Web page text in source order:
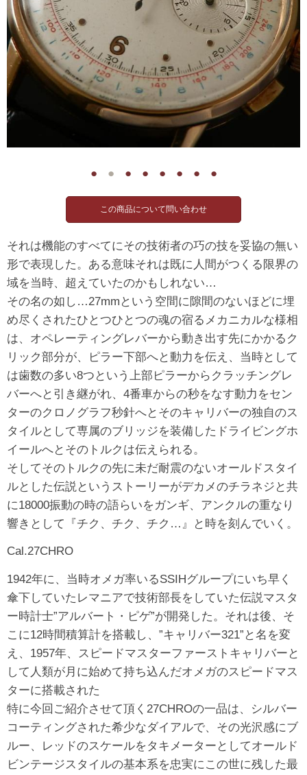
● ● ● ● ● ● ● ●
それは機能のすべてにその技術者の巧の技を妥協の無い
形で表現した。ある意味それは既に人間がつくる限界の
域を当時、超えていたのかもしれない…
その名の如し…27mmという空間に隙間のないほどに埋
め尽くされたひとつひとつの魂の宿るメカニカルな様相
は、オペレーティングレバーから動き出す先にかかるク
リック部分が、ピラー下部へと動力を伝え、当時として
は歯数の多い8つという上部ピラーからクラッチングレ
バーへと引き継がれ、4番車からの秒をなす動力をセン
ターのクロノグラフ秒針へとそのキャリバーの独自のス
タイルとして専属のブリッジを装備したドライビングホ
イールへとそのトルクは伝えられる。
そしてそのトルクの先に未だ耐震のないオールドスタイ
ルとした伝説というストーリーがデカメのチラネジと共
に18000振動の時の語らいをガンギ、アンクルの重なり
響きとして『チク、チク、チク…』と時を刻んでいく。
Cal.27CHRO
1942年に、当時オメガ率いるSSIHグループにいち早く
傘下していたレマニアで技術部長をしていた伝説マスタ
ー時計士”アルバート・ピゲ”が開発した。それは後、そ
こに12時間積算計を搭載し、”キャリバー321”と名を変
え、1957年、スピードマスターファーストキャリバーと
して人類が月に始めて持ち込んだオメガのスピードマス
ターに搭載された
特に今回ご紹介させて頂く27CHROの一品は、シルバー
コーティングされた希少なダイアルで、その光沢感にブ
ルー、レッドのスケールをタキメーターとしてオールド
ビンテージスタイルの基本系を忠実にこの世に残した最